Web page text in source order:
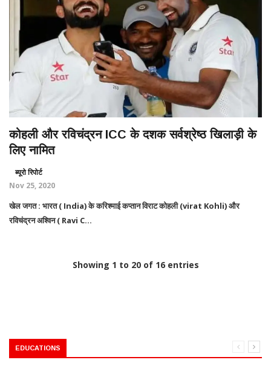
कोहली और रविचंद्रन ICC के दशक सर्वश्रेष्ठ खिलाड़ी के
लिए नामित
ब्यूरो रिपोर्ट
Nov 25, 2020
खेल जगत : भारत ( India) के करिश्माई कप्तान विराट कोहली (virat Kohli) और
रविचंद्रन अश्विन ( Ravi C...
Showing 1 to 20 of 16 entries
EDUCATIONS